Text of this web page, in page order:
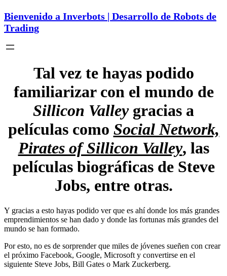
Bienvenido a Inverbots | Desarrollo de Robots de
Trading
Tal vez te hayas podido
familiarizar con el mundo de
Sillicon Valleygracias a
películas como Social Network,
Pirates of Sillicon Valley, las
películas biográficas de Steve
Jobs, entre otras.
Y gracias a esto hayas podido ver que es ahí donde los más grandes
emprendimientos se han dado y donde las fortunas más grandes del
mundo se han formado.
Por esto, no es de sorprender que miles de jóvenes sueñen con crear
el próximo Facebook, Google, Microsoft y convertirse en el
siguiente Steve Jobs, Bill Gates o Mark Zuckerberg.